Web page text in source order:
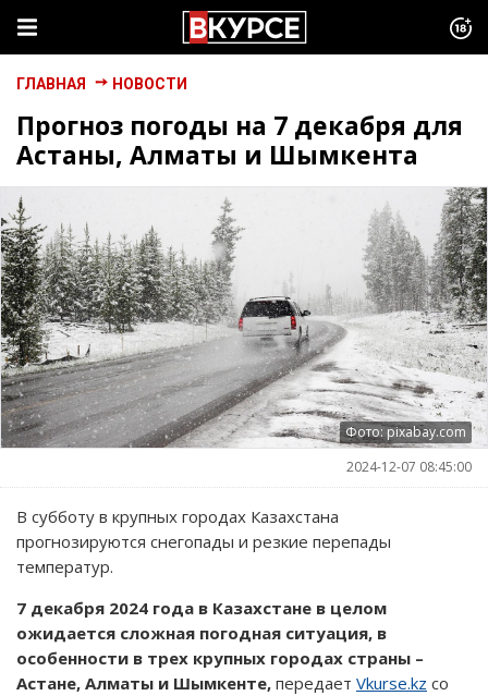
ГЛАВНАЯ НОВОСТИ
Прогноз погоды на 7 декабря для
Астаны, Алматы и Шымкента
Фото: pixabay.com
2024-12-07 08:45:00
В субботу в крупных городах Казахстана
прогнозируются снегопады и резкие перепады
температур.
7 декабря 2024 года в Казахстане в целом
ожидается сложная погодная ситуация, в
особенности в трех крупных городах страны –
Астане, Алматы и Шымкенте, передает Vkurse.kz со